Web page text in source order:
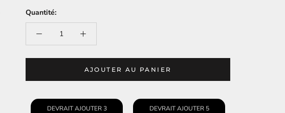
Quantité:
AJOUTER AU PANIER
DEVRAIT AJOUTER 3
DEVRAIT AJOUTER 5